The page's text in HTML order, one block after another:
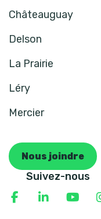
Châteauguay
Delson
La Prairie
Léry
Mercier
Nous joindre
Suivez-nous